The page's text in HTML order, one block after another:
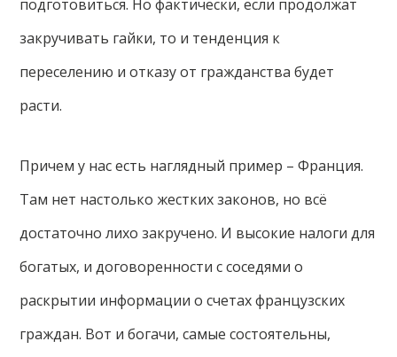
подготовиться. Но фактически, если продолжат
закручивать гайки, то и тенденция к
переселению и отказу от гражданства будет
расти.
Причем у нас есть наглядный пример – Франция.
Там нет настолько жестких законов, но всё
достаточно лихо закручено. И высокие налоги для
богатых, и договоренности с соседями о
раскрытии информации о счетах французских
граждан. Вот и богачи, самые состоятельны,